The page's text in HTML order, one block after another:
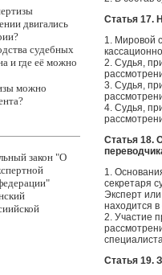
двигались
судебных
и где её можно
можно
закон "О
Статья 17.
1. Мировой
2. Судья,
3. Судья,
4. Судья,
Статья 18.
1.
секретаря
Эксперт
находится
2. Участие
Статья 19.